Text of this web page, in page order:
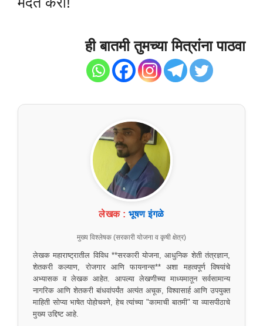
ही बातमी तुमच्या मित्रांना पाठवा
लेखक : भूषण इंगळे
मुख्य विश्लेषक (सरकारी योजना व कृषी क्षेत्र)
लेखक महाराष्ट्रातील विविध **सरकारी योजना, आधुनिक शेती तंत्रज्ञान,
शेतकरी कल्याण, रोजगार आणि फायनान्स** अशा महत्वपूर्ण विषयांचे
अभ्यासक व लेखक आहेत. आपल्या लेखणीच्या माध्यमातून सर्वसामान्य
नागरिक आणि शेतकरी बांधवांपर्यंत अत्यंत अचूक, विश्वासार्ह आणि उपयुक्त
माहिती सोप्या भाषेत पोहोचवणे, हेच त्यांच्या "कामाची बातमी" या व्यासपीठाचे
मुख्य उद्दिष्ट आहे.